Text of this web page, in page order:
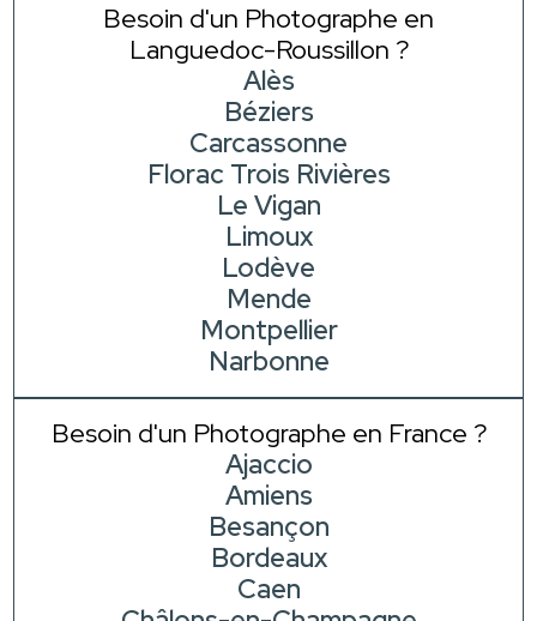
Besoin d'un Photographe en
Languedoc-Roussillon ?
Alès
Béziers
Carcassonne
Florac Trois Rivières
Le Vigan
Limoux
Lodève
Mende
Montpellier
Narbonne
Besoin d'un Photographe en France ?
Ajaccio
Amiens
Besançon
Bordeaux
Caen